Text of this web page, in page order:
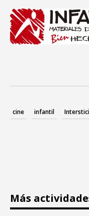
cine infantil
Más